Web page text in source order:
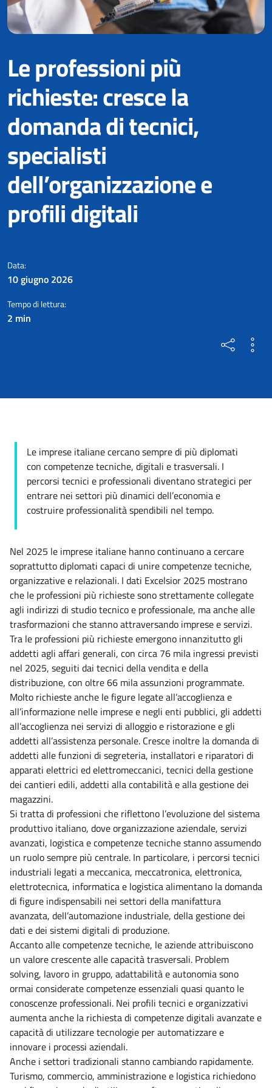
Le professioni più
richieste: cresce la
domanda di tecnici,
specialisti
dell’organizzazione e
profili digitali
Data:
10 giugno 2026
Tempo di lettura:
2 min
Le imprese italiane cercano sempre di più diplomati
con competenze tecniche, digitali e trasversali. I
percorsi tecnici e professionali diventano strategici per
entrare nei settori più dinamici dell’economia e
costruire professionalità spendibili nel tempo.
Nel 2025 le imprese italiane hanno continuano a cercare
soprattutto diplomati capaci di unire competenze tecniche,
organizzative e relazionali. I dati Excelsior 2025 mostrano
che le professioni più richieste sono strettamente collegate
agli indirizzi di studio tecnico e professionale, ma anche alle
trasformazioni che stanno attraversando imprese e servizi.
Tra le professioni più richieste emergono innanzitutto gli
addetti agli affari generali, con circa 76 mila ingressi previsti
nel 2025, seguiti dai tecnici della vendita e della
distribuzione, con oltre 66 mila assunzioni programmate.
Molto richieste anche le figure legate all’accoglienza e
all’informazione nelle imprese e negli enti pubblici, gli addetti
all’accoglienza nei servizi di alloggio e ristorazione e gli
addetti all’assistenza personale. Cresce inoltre la domanda di
addetti alle funzioni di segreteria, installatori e riparatori di
apparati elettrici ed elettromeccanici, tecnici della gestione
dei cantieri edili, addetti alla contabilità e alla gestione dei
magazzini.
Si tratta di professioni che riflettono l’evoluzione del sistema
produttivo italiano, dove organizzazione aziendale, servizi
avanzati, logistica e competenze tecniche stanno assumendo
un ruolo sempre più centrale. In particolare, i percorsi tecnici
industriali legati a meccanica, meccatronica, elettronica,
elettrotecnica, informatica e logistica alimentano la domanda
di figure indispensabili nei settori della manifattura
avanzata, dell’automazione industriale, della gestione dei
dati e dei sistemi digitali di produzione.
Accanto alle competenze tecniche, le aziende attribuiscono
un valore crescente alle capacità trasversali. Problem
solving, lavoro in gruppo, adattabilità e autonomia sono
ormai considerate competenze essenziali quasi quanto le
conoscenze professionali. Nei profili tecnici e organizzativi
aumenta anche la richiesta di competenze digitali avanzate e
capacità di utilizzare tecnologie per automatizzare e
innovare i processi aziendali.
Anche i settori tradizionali stanno cambiando rapidamente.
Turismo, commercio, amministrazione e logistica richiedono